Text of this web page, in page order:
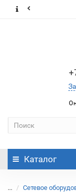
Каталог
... Сетевое